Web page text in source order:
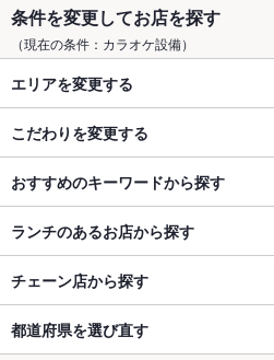
条件を変更してお店を探す
（現在の条件：カラオケ設備）
エリアを変更する
こだわりを変更する
おすすめのキーワードから探す
ランチのあるお店から探す
チェーン店から探す
都道府県を選び直す